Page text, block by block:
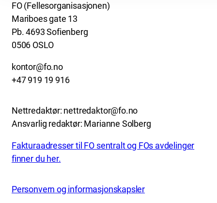
FO (Fellesorganisasjonen)
Mariboes gate 13
Pb. 4693 Sofienberg
0506 OSLO
kontor@fo.no
+47 919 19 916
Nettredaktør: nettredaktor@fo.no
Ansvarlig redaktør: Marianne Solberg
Fakturaadresser til FO sentralt og FOs avdelinger
finner du her.
Personvern og informasjonskapsler